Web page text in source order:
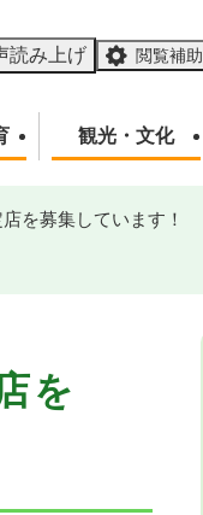
読み上げ 閲覧補助
観光・文化
を募集しています！
を